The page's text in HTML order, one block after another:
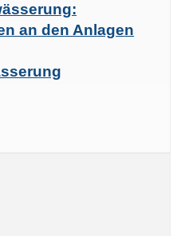
an den Anlagen